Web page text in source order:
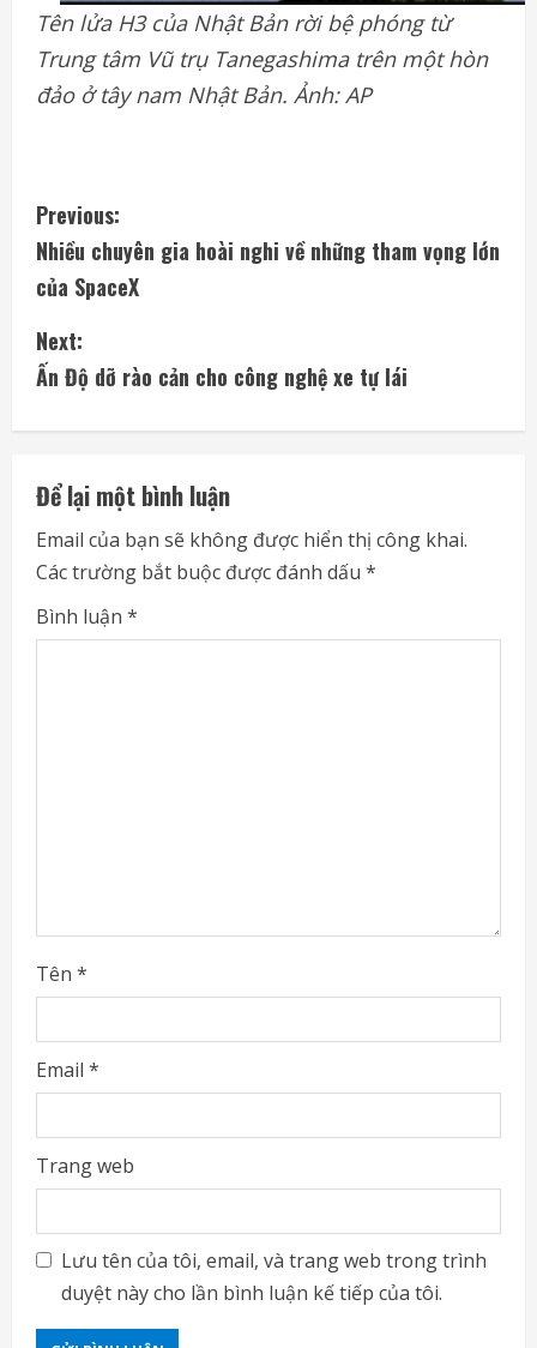
Tên lửa H3 của Nhật Bản rời bệ phóng từ
Trung tâm Vũ trụ Tanegashima trên một hòn
đảo ở tây nam Nhật Bản. Ảnh: AP
C
o
n
t
i
n
u
e
R
g
Previous:
Nhiều chuyên gia hoài nghi về những tham vọng lớn
của SpaceX
Next:
Ấn Độ dỡ rào cản cho công nghệ xe tự lái
Để lại một bình luận
Email của bạn sẽ không được hiển thị công khai.
Các trường bắt buộc được đánh dấu *
Bình luận *
Tên *
Email *
Trang web
Lưu tên của tôi, email, và trang web trong trình
duyệt này cho lần bình luận kế tiếp của tôi.